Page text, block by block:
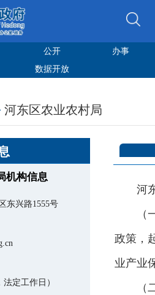
公开
办事
数据开放
河东区农业农村局
机构信息
东兴路1555号
法定工作日）
河
政策，
业产业